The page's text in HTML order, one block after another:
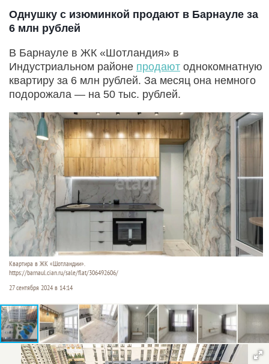
Однушку с изюминкой продают в Барнауле за
6 млн рублей
В Барнауле в ЖК «Шотландия» в
Индустриальном районе продают однокомнатную
квартиру за 6 млн рублей. За месяц она немного
подорожала — на 50 тыс. рублей.
Квартира в ЖК «Шотландии».
https://barnaul.cian.ru/sale/flat/306492606/
27 сентября 2024 в 14:14